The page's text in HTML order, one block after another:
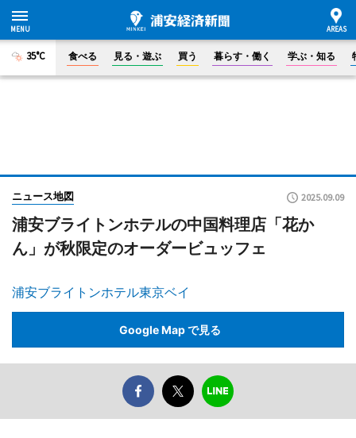
35°C 食べる 見る・遊ぶ 買う 暮らす・働く 学ぶ・知る
ニュース地図 2025.09.09
浦安ブライトンホテルの中国料理店「花か
ん」が秋限定のオーダービュッフェ
浦安ブライトンホテル東京ベイ
Google Map で見る